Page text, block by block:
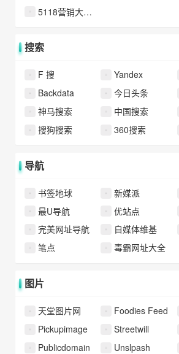
5118营销大数据
搜索
F 搜 Yandex
Backdata
今日头条
神马搜索
中国搜索
搜狗搜索
360搜索
导航
书签地球 新媒派
最U导航
优站点
完美网址导航
自媒体维基
笔点
毒霸网址大全
图片
天堂图片网 Foodies Feed
Pickupimage
Streetwill
Publicdomain
Unslpash